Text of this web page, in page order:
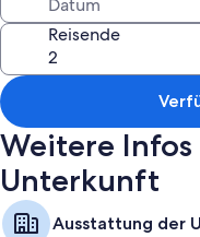
Badezimmer mit Duschen
Küchen, Geschirrspüler
Reisende
Weitere Infos
Unterkunft
Ausstattung der